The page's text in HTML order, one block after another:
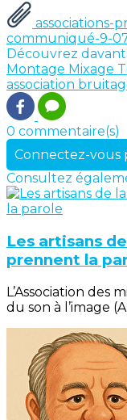
associations-
communiqué-9-
Découvrez
Montage Mixage
association
0 commentaire(s)
Connectez-vous
Consultez
Les artisans
prennent la
L’Association des
du son à l’image